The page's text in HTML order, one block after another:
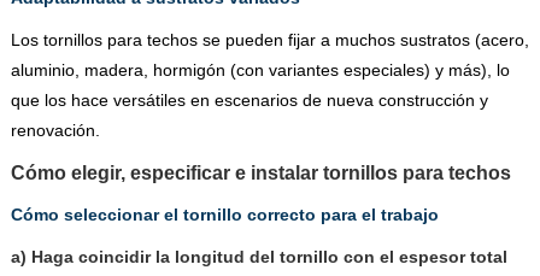
Los tornillos para techos se pueden fijar a muchos sustratos (acero,
aluminio, madera, hormigón (con variantes especiales) y más), lo
que los hace versátiles en escenarios de nueva construcción y
renovación.
Cómo elegir, especificar e instalar tornillos para techos
Cómo seleccionar el tornillo correcto para el trabajo
a) Haga coincidir la longitud del tornillo con el espesor total